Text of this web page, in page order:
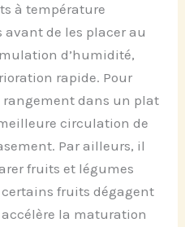
à température
de les placer au
d’humidité,
rapide. Pour
rangement dans un plat
circulation de
Par ailleurs, il
fruits et légumes
fruits dégagent
la maturation